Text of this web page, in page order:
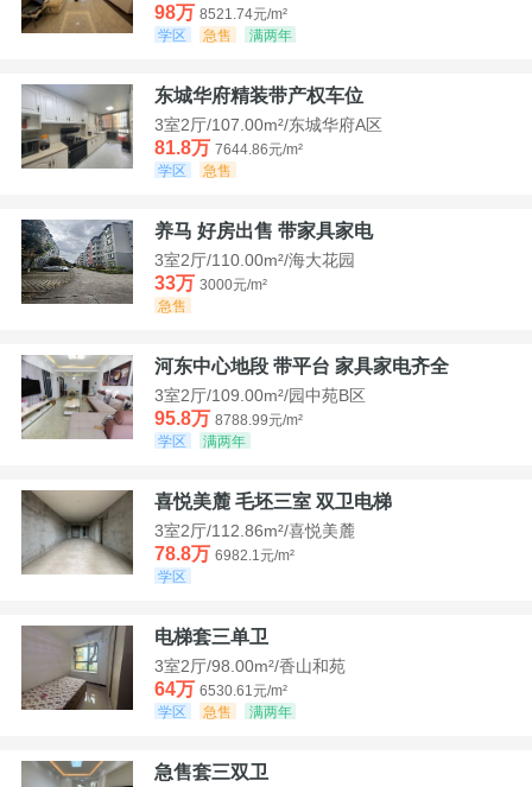
98万 8521.74元/m²
学区
急售 满两年
东城华府精装带产权车位
3室2厅/107.00m²/东城华府A区
81.8万 7644.86元/m²
学区
急售
养马 好房出售 带家具家电
3室2厅/110.00m²/海大花园
33万 3000元/m²
急售
河东中心地段 带平台 家具家电齐全
3室2厅/109.00m²/园中苑B区
95.8万 8788.99元/m²
学区
满两年
喜悦美麓 毛坯三室 双卫电梯
3室2厅/112.86m²/喜悦美麓
78.8万 6982.1元/m²
学区
电梯套三单卫
3室2厅/98.00m²/香山和苑
64万 6530.61元/m²
学区
急售 满两年
急售套三双卫